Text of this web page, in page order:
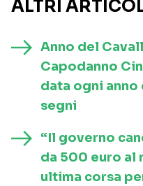
ALTRI
Anno del
Capodanno
data ogni anno
segni
“Il governo
da 500 euro al
ultima corsa